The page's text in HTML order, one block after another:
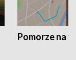
Pomorze na